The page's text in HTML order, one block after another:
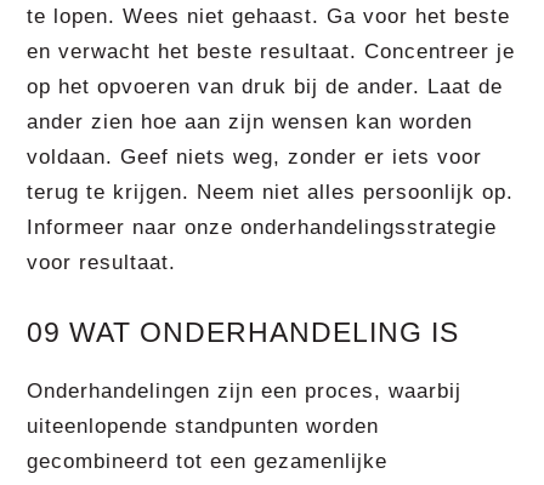
te lopen. Wees niet gehaast. Ga voor het beste
en verwacht het beste resultaat. Concentreer je
op het opvoeren van druk bij de ander. Laat de
ander zien hoe aan zijn wensen kan worden
voldaan. Geef niets weg, zonder er iets voor
terug te krijgen. Neem niet alles persoonlijk op.
Informeer naar onze onderhandelingsstrategie
voor resultaat.
09 WAT ONDERHANDELING IS
Onderhandelingen zijn een proces, waarbij
uiteenlopende standpunten worden
gecombineerd tot een gezamenlijke